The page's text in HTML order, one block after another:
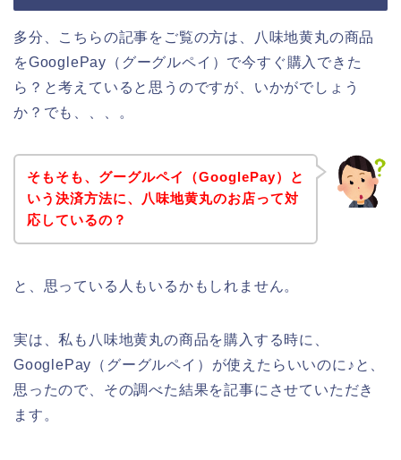
多分、こちらの記事をご覧の方は、八味地黄丸の商品
をGooglePay（グーグルペイ）で今すぐ購入できた
ら？と考えていると思うのですが、いかがでしょう
か？でも、、、。
そもそも、グーグルペイ（GooglePay）と
いう決済方法に、八味地黄丸のお店って対
応しているの？
と、思っている人もいるかもしれません。
実は、私も八味地黄丸の商品を購入する時に、
GooglePay（グーグルペイ）が使えたらいいのに♪と、
思ったので、その調べた結果を記事にさせていただき
ます。